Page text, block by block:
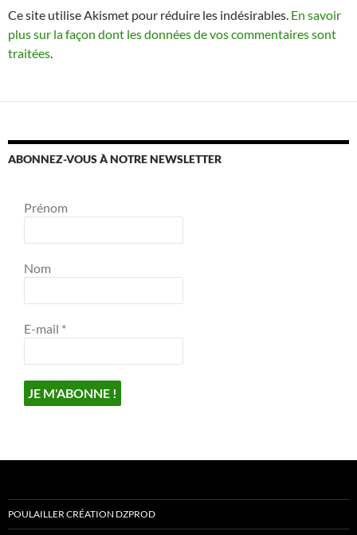
Ce site utilise Akismet pour réduire les indésirables. En savoir
plus sur la façon dont les données de vos commentaires sont
traitées.
ABONNEZ-VOUS À NOTRE NEWSLETTER
Prénom
Nom
E-mail *
POULAILLER CRÉATION DZPROD